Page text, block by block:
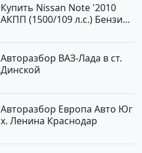
Купить Nissan Note '2010
АКПП (1500/109 л.с.) Бензин
ЛАВАНДА Хетчбэк по цене
419000 рублей, объявление
№1457 на сайте
Авторынок23
Авторазбор ВАЗ-Лада в ст.
Динской
Авторазбор Европа Авто Юг
х. Ленина Краснодар